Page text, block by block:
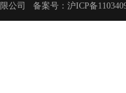
公司 备案号： 沪ICP备